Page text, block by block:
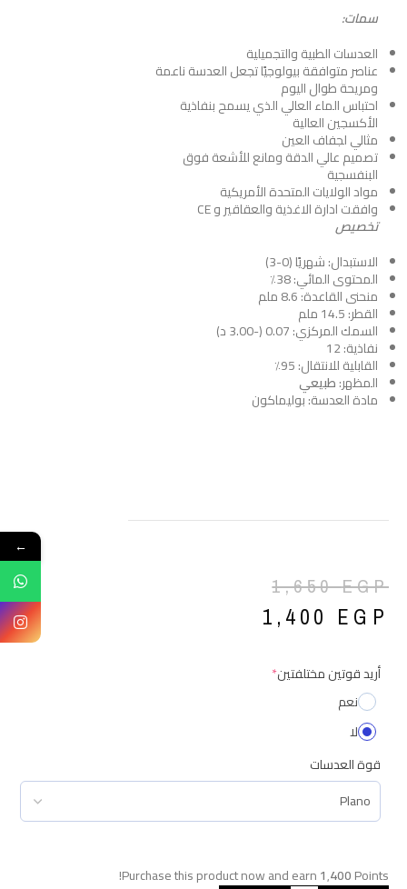
سمات:
العدسات الطبية والتجميلية
عناصر متوافقة بيولوجيًا تجعل العدسة ناعمة
ومريحة طوال اليوم
احتباس الماء العالي الذي يسمح بنفاذية
الأكسجين العالية
مثالي لجفاف العين
تصميم عالي الدقة ومانع للأشعة فوق
البنفسجية
مواد الولايات المتحدة الأمريكية
وافقت ادارة الاغذية والعقاقير و CE
تخصيص
الاستبدال: شهريًا (0-3)
المحتوى المائي: 38٪
منحنى القاعدة: 8.6 ملم
القطر: 14.5 ملم
السمك المركزي: 0.07 (-3.00 د)
نفاذية: 12
القابلية للانتقال: 95٪
المظهر:طبيعي
مادة العدسة: بوليماكون
1,650EGP
1,400 EGP
أريد قوتين مختلفتين*
نعم
لا
قوة العدسات
Purchase this product now and earn1٬400Points!
←